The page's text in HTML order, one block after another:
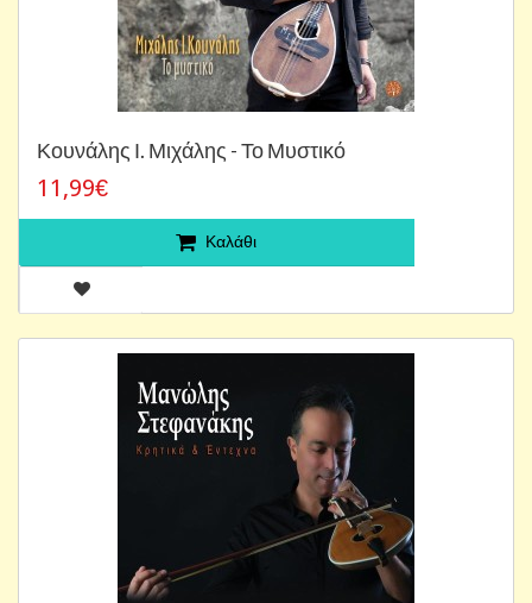
Κουνάλης Ι. Μιχάλης - Το Μυστικό
11,99€
Καλάθι